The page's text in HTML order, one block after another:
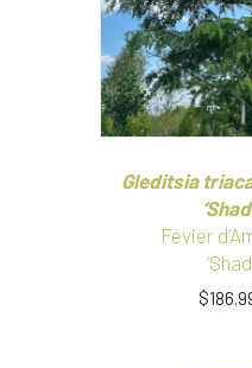
Gleditsia
Févier
$